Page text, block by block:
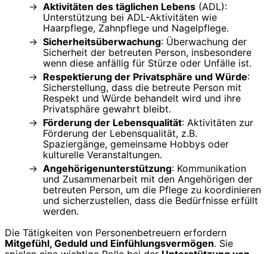
Aktivitäten des täglichen Lebens (ADL):
Unterstützung bei ADL-Aktivitäten wie
Haarpflege, Zahnpflege und Nagelpflege.
Sicherheitsüberwachung: Überwachung der
Sicherheit der betreuten Person, insbesondere
wenn diese anfällig für Stürze oder Unfälle ist.
Respektierung der Privatsphäre und Würde:
Sicherstellung, dass die betreute Person mit
Respekt und Würde behandelt wird und ihre
Privatsphäre gewahrt bleibt.
Förderung der Lebensqualität: Aktivitäten zur
Förderung der Lebensqualität, z.B.
Spaziergänge, gemeinsame Hobbys oder
kulturelle Veranstaltungen.
Angehörigenunterstützung: Kommunikation
und Zusammenarbeit mit den Angehörigen der
betreuten Person, um die Pflege zu koordinieren
und sicherzustellen, dass die Bedürfnisse erfüllt
werden.
Die Tätigkeiten von Personenbetreuern erfordern
Mitgefühl, Geduld und Einfühlungsvermögen. Sie